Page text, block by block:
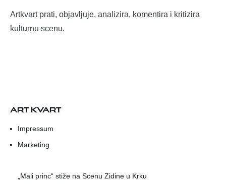
Artkvart prati, objavljuje, analizira, komentira i kritizira
kulturnu scenu.
ART KVART
Impressum
Marketing
„Mali princ“ stiže na Scenu Zidine u Krku